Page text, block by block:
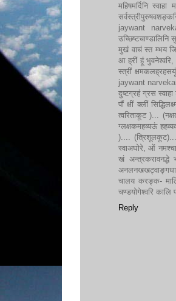
महिषमर्दिनि
jaywant
मुखं वाचं स्त म्भय
आ ह्रीं हूं भुवनेश्वरि,
स्त्रीं
jaywant narvekar
दुष्टग्रहं ग्रस
पौं क्षीं क्लीं
त्वरिताकूट )...
ग्लक्षकमहव्यऊं
).... (त्रिशूलकूट)...
स्वाअघोरे, ओं
खं अन्त्रकरावनद्धे
चालय करङ्क-
चण्डयोगेश्वरि
Reply